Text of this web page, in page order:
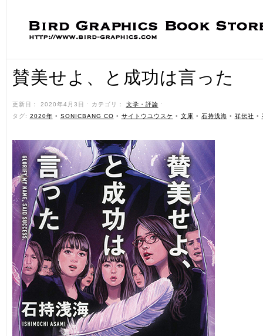
賛美せよ、と成功は言った
更新日： 2020年4月3日 ˑ カテゴリ： 文学・評論 ˑ
タグ: 2020年 • SONICBANG CO • サイトウユウスケ • 文庫 • 石持浅海 • 祥伝社 •